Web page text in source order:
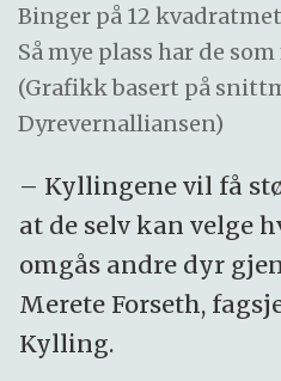
Binger på 12
Så mye plass har de
(Grafikk basert på
Dyrevernalliansen)
– Kyllingene vil få
at de selv kan velge
omgås andre dyr
Merete Forseth,
Kylling.